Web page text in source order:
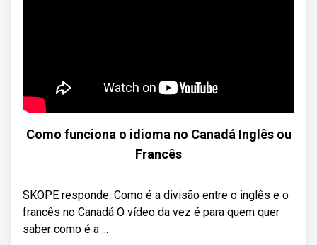
Como funciona o idioma no Canadá Inglês ou
Francês
SKOPE responde: Como é a divisão entre o inglês e o
francês no Canadá O vídeo da vez é para quem quer
saber como é a ...